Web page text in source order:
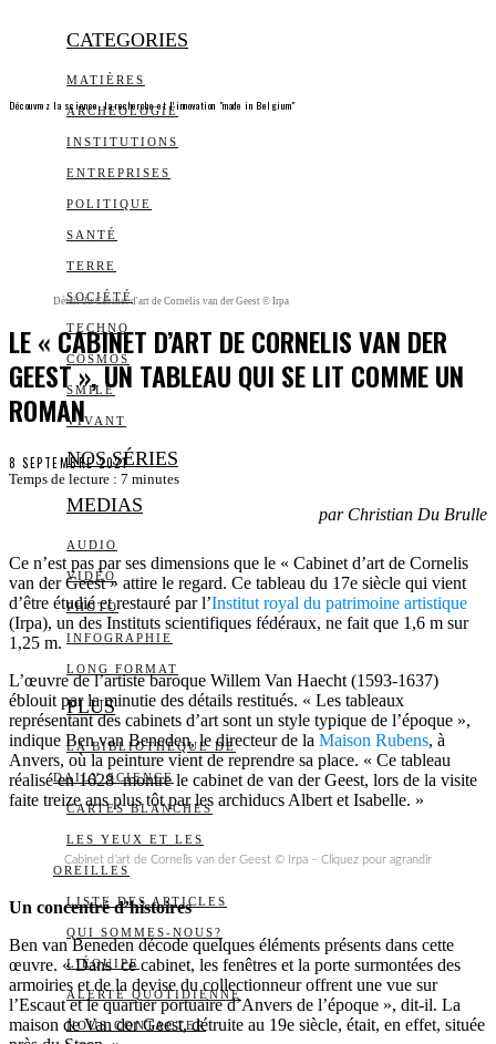
CATEGORIES
MATIÈRES
ARCHEOLOGIE
INSTITUTIONS
ENTREPRISES
POLITIQUE
SANTÉ
TERRE
SOCIÉTÉ
TECHNO
COSMOS
SMILE
VIVANT
NOS SÉRIES
MEDIAS
AUDIO
VIDÉO
PHOTO
INFOGRAPHIE
LONG FORMAT
PLUS
LA BIBLIOTHÈQUE DE
DAILY SCIENCE
CARTES BLANCHES
LES YEUX ET LES
OREILLES
LISTE DES ARTICLES
QUI SOMMES-NOUS?
L’ÉQUIPE
ALERTE QUOTIDIENNE
NOUS CONTACTER
Découvrez la science, la recherche et l’innovation "made in Belgium"
Détail du Cabinet d'art de Cornelis van der Geest © Irpa
LE « CABINET D’ART DE CORNELIS VAN DER
GEEST », UN TABLEAU QUI SE LIT COMME UN
ROMAN
8 SEPTEMBRE 2021
Temps de lecture : 7 minutes
par Christian Du Brulle
Ce n’est pas par ses dimensions que le « Cabinet d’art de Cornelis
van der Geest » attire le regard. Ce tableau du 17e siècle qui vient
d’être étudié et restauré par l’Institut royal du patrimoine artistique
(Irpa), un des Instituts scientifiques fédéraux, ne fait que 1,6 m sur
1,25 m.
L’œuvre de l’artiste baroque Willem Van Haecht (1593-1637)
éblouit par la minutie des détails restitués. « Les tableaux
représentant des cabinets d’art sont un style typique de l’époque »,
indique Ben van Beneden, le directeur de la Maison Rubens, à
Anvers, où la peinture vient de reprendre sa place. « Ce tableau
réalisé en 1628 montre le cabinet de van der Geest, lors de la visite
faite treize ans plus tôt par les archiducs Albert et Isabelle. »
Cabinet d’art de Cornelis van der Geest © Irpa – Cliquez pour agrandir
Un concentré d’histoires
Ben van Beneden décode quelques éléments présents dans cette
œuvre. « Dans ce cabinet, les fenêtres et la porte surmontées des
armoiries et de la devise du collectionneur offrent une vue sur
l’Escaut et le quartier portuaire d’Anvers de l’époque », dit-il. La
maison de Van der Geest, détruite au 19e siècle, était, en effet, située